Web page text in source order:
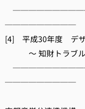
─────────
[4] 平成30年度 デザ
～ 知財トラブル
─────────